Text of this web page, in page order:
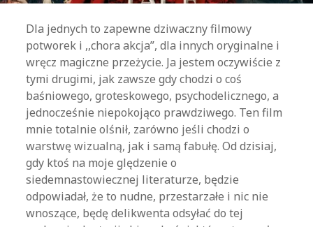
Dla jednych to zapewne dziwaczny filmowy
potworek i ,,chora akcja”, dla innych oryginalne i
wręcz magiczne przeżycie. Ja jestem oczywiście z
tymi drugimi, jak zawsze gdy chodzi o coś
baśniowego, groteskowego, psychodelicznego, a
jednocześnie niepokojąco prawdziwego. Ten film
mnie totalnie olśnił, zarówno jeśli chodzi o
warstwę wizualną, jak i samą fabułę. Od dzisiaj,
gdy ktoś na moje ględzenie o
siedemnastowiecznej literaturze, będzie
odpowiadał, że to nudne, przestarzałe i nic nie
wnoszące, będę delikwenta odsyłać do tej